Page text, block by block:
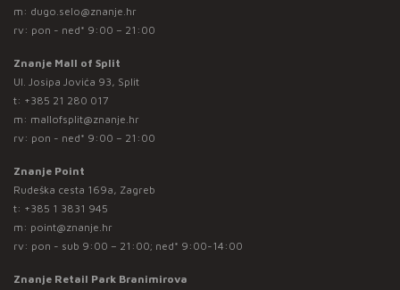
m: dugo.selo@znanje.hr
rv: pon - ned* 9:00 – 21:00
Znanje Mall of Split
Ul. Josipa Jovića 93, Split
t: +385 21 280 017
m: mallofsplit@znanje.hr
rv: pon - ned* 9:00 – 21:00
Znanje Point
Rudeška cesta 169a, Zagreb
t: +385 1 3831 945
m: point@znanje.hr
rv: pon - sub 9:00 – 21:00; ned* 9:00-14:00
Znanje Retail Park Branimirova